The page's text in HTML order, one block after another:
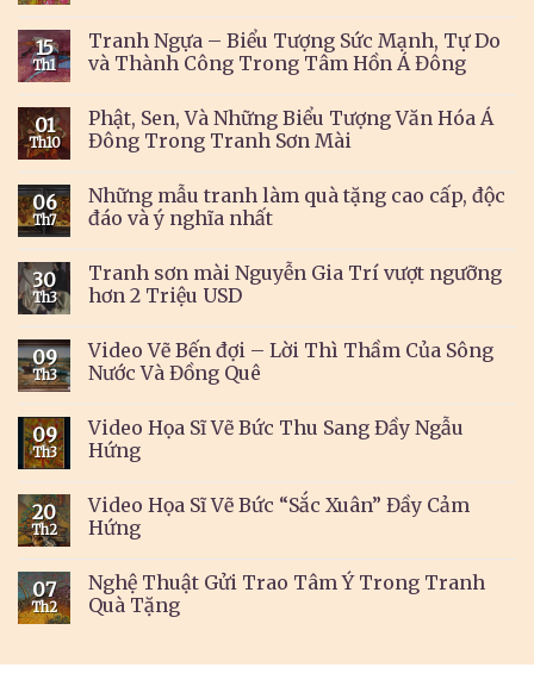
15
Th1
Tranh Ngựa – Biểu Tượng Sức Mạnh, Tự Do
và Thành Công Trong Tâm Hồn Á Đông
01
Th10
Phật, Sen, Và Những Biểu Tượng Văn Hóa Á
Đông Trong Tranh Sơn Mài
06
Th7
Những mẫu tranh làm quà tặng cao cấp, độc
đáo và ý nghĩa nhất
30
Th3
Tranh sơn mài Nguyễn Gia Trí vượt ngưỡng
hơn 2 Triệu USD
09
Th3
Video Vẽ Bến đợi – Lời Thì Thầm Của Sông
Nước Và Đồng Quê
09
Th3
Video Họa Sĩ Vẽ Bức Thu Sang Đầy Ngẫu
Hứng
20
Th2
Video Họa Sĩ Vẽ Bức “Sắc Xuân” Đầy Cảm
Hứng
07
Th2
Nghệ Thuật Gửi Trao Tâm Ý Trong Tranh
Quà Tặng